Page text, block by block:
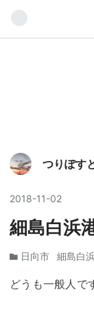
つりぽす
2018-11-02
細島白浜
日向市 細島白
どうも一般人で